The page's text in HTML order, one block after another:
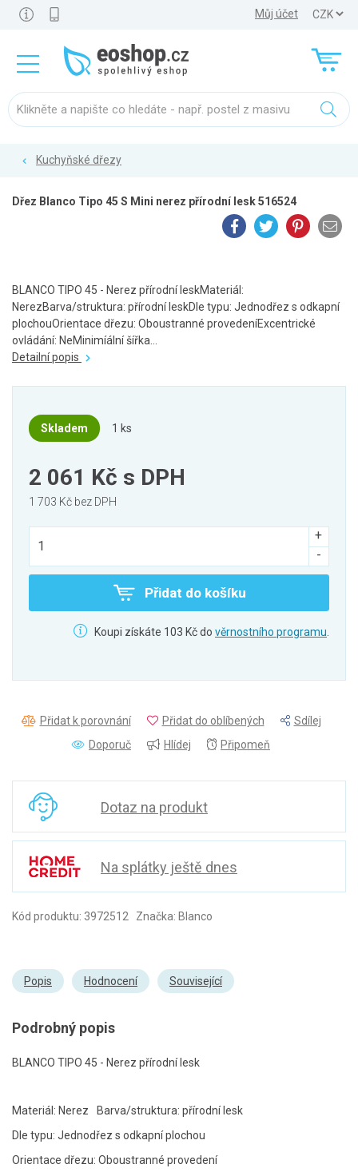
Můj účet
Kuchyňské dřezy
Dřez Blanco Tipo 45 S Mini nerez přírodní lesk 516524
BLANCO TIPO 45 - Nerez přírodní leskMateriál:
NerezBarva/struktura: přírodní leskDle typu: Jednodřez s odkapní
plochouOrientace dřezu: Oboustranné provedeníExcentrické
ovládání: NeMinimíální šířka...
Detailní popis
Skladem 1 ks
2 061 Kč s DPH
1 703 Kč bez DPH
Přidat do košíku
Koupi získáte 103 Kč do věrnostního programu
Přidat k porovnání Přidat do oblíbených
Sdílej
Doporuč
Hlídej Připomeň
Dotaz na produkt
Na splátky ještě dnes
Kód produktu: 3972512 Značka: Blanco
Popis Hodnocení Související
Podrobný popis
BLANCO TIPO 45 - Nerez přírodní lesk
Materiál: Nerez
Barva/struktura: přírodní lesk
Dle typu: Jednodřez s odkapní plochou
Orientace dřezu: Oboustranné provedení